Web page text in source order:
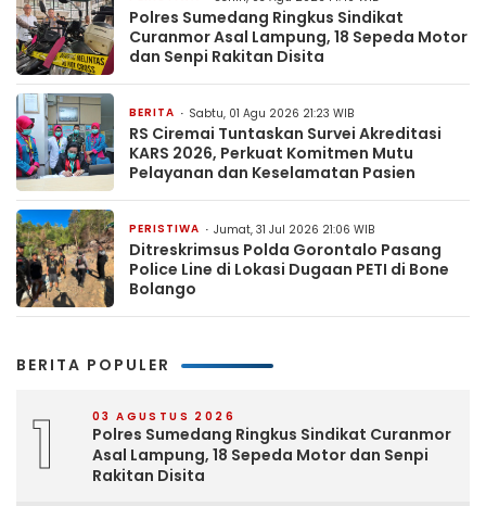
Polres Sumedang Ringkus Sindikat
Curanmor Asal Lampung, 18 Sepeda Motor
dan Senpi Rakitan Disita
BERITA Sabtu, 01 Agu 2026 21:23 WIB
RS Ciremai Tuntaskan Survei Akreditasi
KARS 2026, Perkuat Komitmen Mutu
Pelayanan dan Keselamatan Pasien
PERISTIWA Jumat, 31 Jul 2026 21:06 WIB
Ditreskrimsus Polda Gorontalo Pasang
Police Line di Lokasi Dugaan PETI di Bone
Bolango
BERITA POPULER
1 03 AGUSTUS 2026
Polres Sumedang Ringkus Sindikat Curanmor
Asal Lampung, 18 Sepeda Motor dan Senpi
Rakitan Disita